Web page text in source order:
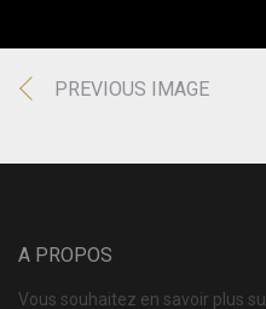
PREVIOUS IMAGE
A PROPOS
Vous souhaitez en savoir plus